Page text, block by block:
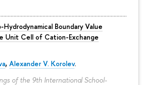
Boundary Value
Unit Cell of Cation-Exchange
, Alexander V. Korolev.
of the 9th International School-